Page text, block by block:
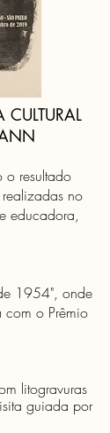
o resultado
no
educadora,
1954", onde
com o Prêmio
litogravuras
guiada por